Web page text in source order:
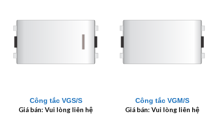
Công tắc VGS/S
Giá bán: Vui lòng liên hệ
Công tắc VGM/S
Giá bán: Vui lòng liên hệ